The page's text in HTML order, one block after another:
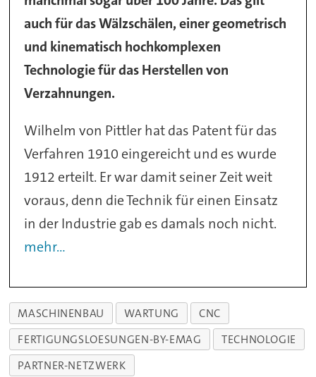
auch für das Wälzschälen, einer geometrisch
und kinematisch hochkomplexen
Technologie für das Herstellen von
Verzahnungen.
Wilhelm von Pittler hat das Patent für das
Verfahren 1910 eingereicht und es wurde
1912 erteilt. Er war damit seiner Zeit weit
voraus, denn die Technik für einen Einsatz
in der Industrie gab es damals noch nicht.
mehr...
MASCHINENBAU WARTUNG
CNC
FERTIGUNGSLOESUNGEN-BY-EMAG
TECHNOLOGIE
PARTNER-NETZWERK